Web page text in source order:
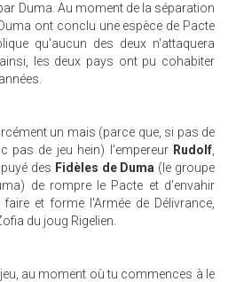
Duma. Au moment de la séparation
ont conclu une espèce de Pacte
qu'aucun des deux n'attaquera
les deux pays ont pu cohabiter
un mais (parce que, si pas de
pas de jeu hein) l'empereur Rudolf
des Fidèles de Duma (le groupe
de rompre le Pacte et d'envahir
et forme l'Armée de Délivrance,
du joug Rigelien.
au moment où tu commences à le